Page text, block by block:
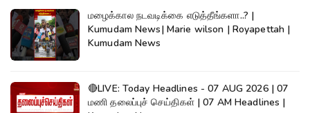
மழைக்கால நடவடிக்கை எடுத்தீங்களா..? |
Kumudam News| Marie wilson | Royapettah |
Kumudam News
🔴LIVE: Today Headlines - 07 AUG 2026 | 07
மணி தலைப்புச் செய்திகள் | 07 AM Headlines |